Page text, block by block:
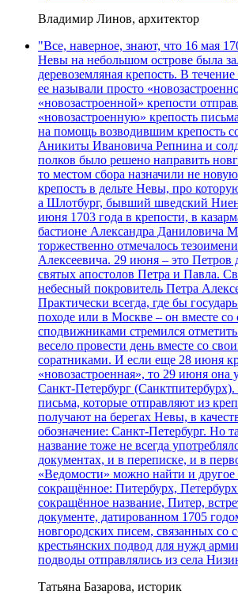
Владимир Линов, архитектор
"Все, наверное, знают, что 16 мая
Невы на небольшом острове была
деревоземляная крепость. В
ее называли просто
«новозастроенной» крепости
«новозастроенную» крепость
на помощь возводившим крепость
Аникиты Ивановича Репнина и
полков было решено направить
то местом сбора назначили не
крепость в дельте Невы, про
а Шлотбург, бывший шведский
июня 1703 года в крепости, в
бастионе Александра Даниловича
торжественно отмечалось
Алексеевича. 29 июня – это Петров
святых апостолов Петра и Павла.
небесный покровитель Петра
Практически всегда, где бы
походе или в Москве – он вместе со
сподвижниками стремился
весело провести день вместе со
соратниками. И если еще 28 июня
«новозастроенная», то 29 июня она
Санкт-Петербург
письма, которые отправляют из
получают на берегах Невы, в
обозначение: Санкт-Петербург. Но
название тоже не всегда
документах, и в переписке, и в
«Ведомости» можно найти и другое
сокращённое: Питербурх,
сокращённое название, Питер,
документе, датированном 1705
новгородских писем, связанных со
крестьянских подвод для нужд
подводы отправлялись из села
Татьяна Базарова, историк